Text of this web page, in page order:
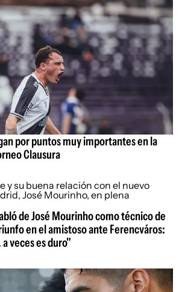
por puntos muy importantes en la
Clausura
de José Mourinho como técnico de
en el amistoso ante Ferencváros:
veces es duro"